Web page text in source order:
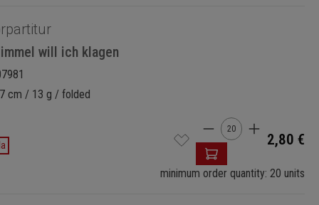
will ich klagen
cm / 13 g / folded
Cantidad del
2,80 €
minimum order quantity: 20 units